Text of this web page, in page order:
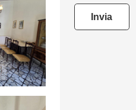
Invia